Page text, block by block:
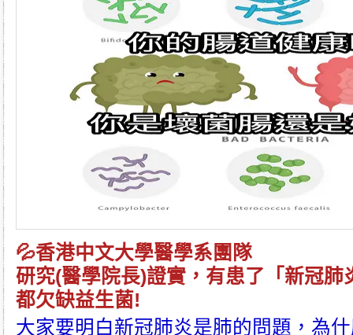
💦香港中文大學醫學系團隊
研究(醫學院長)證實，有患了「 新冠肺
都欠缺益生菌!
大家要明白新冠肺炎是肺的問題，為